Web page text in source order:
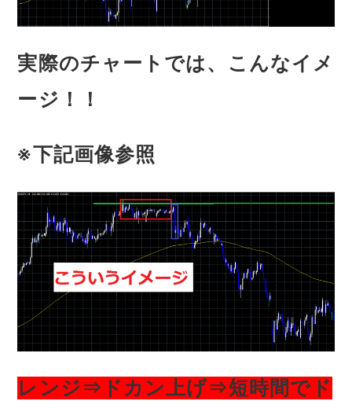
実際のチャートでは、こんなイメ
ージ！！
※下記画像参照
レンジ⇒ドカン上げ⇒短時間でド